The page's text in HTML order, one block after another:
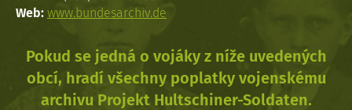
Web: www.bundesarchiv.de
Pokud se jedná o vojáky z níže uvedených
obcí, hradí všechny poplatky vojenskému
archivu Projekt Hultschiner-Soldaten.